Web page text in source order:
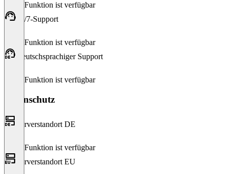
Diese Funktion ist verfügbar
24/7-Support
Diese Funktion ist verfügbar
Deutschsprachiger Support
Diese Funktion ist verfügbar
Datenschutz
Serverstandort DE
Diese Funktion ist verfügbar
Serverstandort EU